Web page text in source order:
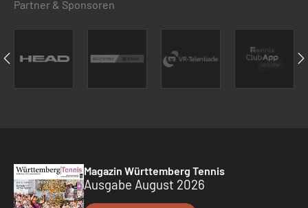
Partner & Sponsoren
Magazin Württemberg Tennis
Ausgabe August 2026